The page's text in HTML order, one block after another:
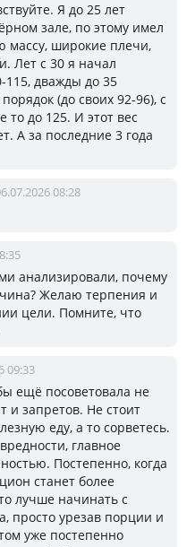
Я до 25 лет
зале, по этому имел
широкие плечи,
Лет с 30 я начал
115, дважды до 35
(до своих 92-96), с
то до 125. И этот вес
А за последние 3 года
08:28
анализировали, почему
Желаю терпения и
цели. Помните, что
09:33
ещё посоветовала не
и запретов. Не стоит
еду, а то сорветесь.
главное
Постепенно, когда
станет более
лучше начинать с
просто урезав порции и
уже постепенно